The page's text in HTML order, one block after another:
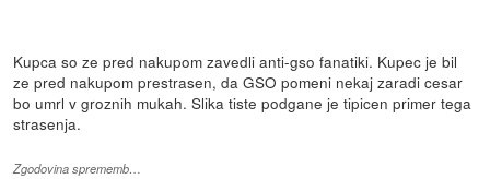
Kupca so ze pred nakupom zavedli anti-gso fanatiki. Kupec je bil
ze pred nakupom prestrasen, da GSO pomeni nekaj zaradi cesar
bo umrl v groznih mukah. Slika tiste podgane je tipicen primer tega
strasenja.
Zgodovina sprememb…